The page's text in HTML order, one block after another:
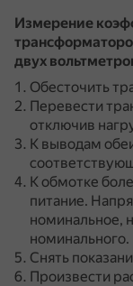
Измерение
двух
Обесточить
Перевести
отключив
К выводам
К обмотке
питание.
номинальное,
номинального.
Снять
Произвести